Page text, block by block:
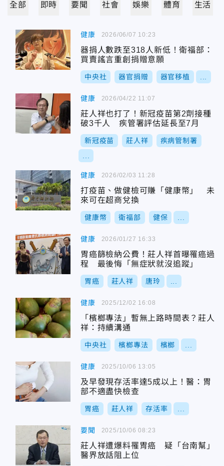
全部 即時 要聞 社會 娛樂 體育 生活
健康
器捐人數跌至318人新低！衛福部：
買賣謠言重創捐贈意願
中央社 器官捐贈 器官移植
2026/06/07 10:23
健康
莊人祥也打了！新冠疫苗第2劑接種
破3千人 疾管署評估延長至7月
新冠疫苗 莊人祥 疾病管制署
2026/04/22 11:07
健康
打疫苗、做健檢可賺「健康幣」 未
來可在超商兌換
健康幣 衛福部 健保
2026/02/03 11:28
健康
胃癌篩檢納公費！莊人祥首曝罹癌過
程 最後悔「無症狀就沒追蹤」
胃癌 莊人祥 唐玲
2026/01/27 16:33
健康
「檳榔專法」暫無上路時間表？莊人
祥：持續溝通
中央社 檳榔專法 檳榔
2025/12/02 16:08
健康
及早發現存活率達5成以上！醫：胃
部不適盡快檢查
胃癌 莊人祥 存活率
2025/10/06 13:05
要聞
莊人祥遭爆料罹胃癌 疑「台南幫」
醫界放話阻上位
2025/10/06 08:23